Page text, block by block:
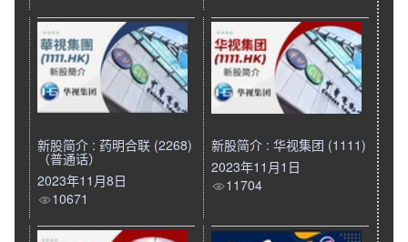
新股简介 : 药明合联 (2268)
（普通话）
2023年11月8日
10671
新股简介 : 华视集团 (1111)
2023年11月1日
11704